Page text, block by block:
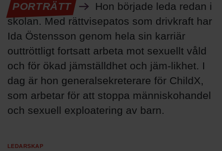
PORTRÄTT
Hon började leda redan i
skolan. Med rättvisepatos som drivkraft har
Ida Östensson genom hela sin karriär
outtröttligt fortsatt arbeta mot sexuellt våld
och för ökad jämställdhet och jäm-likhet. I
dag är hon generalsekreterare för ChildX,
som arbetar för att stoppa människohandel
och sexuell exploatering av barn.
Ledarskap